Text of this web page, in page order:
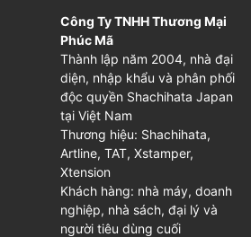
Công Ty TNHH Thương Mại
Phúc Mã
Thành lập năm 2004, nhà đại
diện, nhập khẩu và phân phối
độc quyền Shachihata Japan
tại Việt Nam
Thương hiệu: Shachihata,
Artline, TAT, Xstamper,
Xtension
Khách hàng: nhà máy, doanh
nghiệp, nhà sách, đại lý và
người tiêu dùng cuối